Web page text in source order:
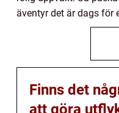
äventyr det är dags för
Finns det
att göra